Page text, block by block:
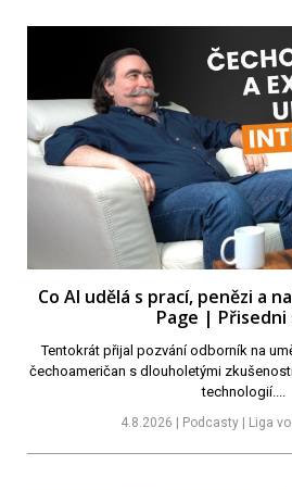
Co AI udělá s prací, penězi a
Page | Přisedni
Tentokrát přijal pozvání odborník na
čechoameričan s dlouholetými
technologií....
4.8.2026 | Podcasty | Liga